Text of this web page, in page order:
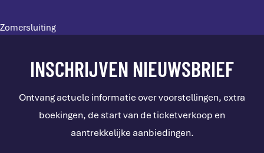
Zomersluiting
INSCHRIJVEN NIEUWSBRIEF
Ontvang actuele informatie over voorstellingen, extra
boekingen, de start van de ticketverkoop en
aantrekkelijke aanbiedingen.